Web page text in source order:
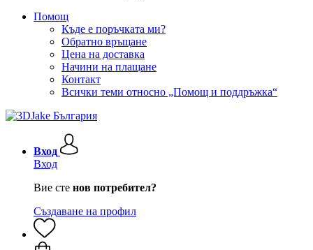
Помощ
Къде е поръчката ми?
Обратно връщане
Цена на доставка
Начини на плащане
Контакт
Всички теми относно „Помощ и поддръжка“
Вход
Вход
Вие сте нов потребител?
Създаване на профил